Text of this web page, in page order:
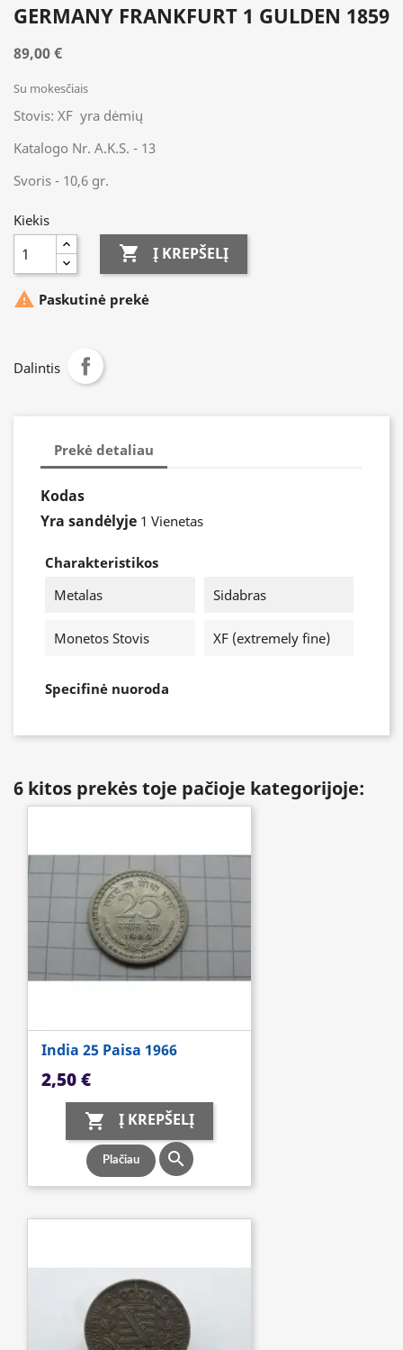
GERMANY FRANKFURT 1 GULDEN 1859
89,00 €
Su mokesčiais
Stovis: XF yra dėmių
Katalogo Nr. A.K.S. - 13
Svoris - 10,6 gr.
Kiekis
 Į KREPŠELĮ
 Paskutinė prekė
Dalintis
Prekė detaliau
Kodas
Yra sandėlyje 1 Vienetas
Charakteristikos
Metalas
Sidabras
Monetos Stovis XF (extremely fine)
Specifinė nuoroda
6 kitos prekės toje pačioje kategorijoje:
India 25 Paisa 1966
Kaina
2,50 €
 Į KREPŠELĮ
Plačiau 